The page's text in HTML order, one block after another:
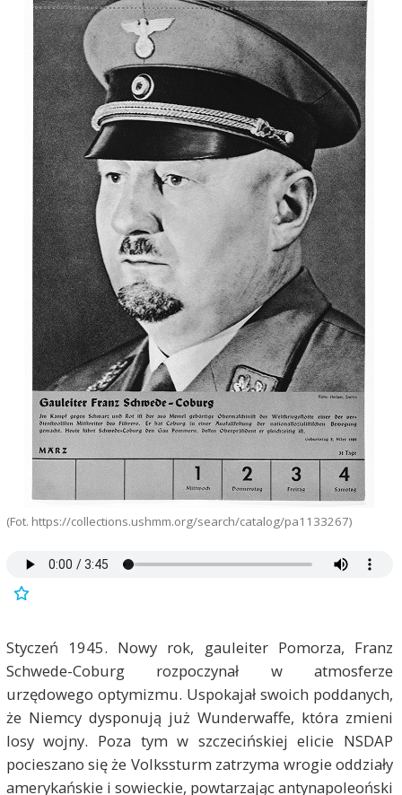
(Fot. https://collections.ushmm.org/search/catalog/pa1133267)
Styczeń 1945. Nowy rok, gauleiter Pomorza, Franz
Schwede-Coburg rozpoczynał w atmosferze
urzędowego optymizmu. Uspokajał swoich poddanych,
że Niemcy dysponują już Wunderwaffe, która zmieni
losy wojny. Poza tym w szczecińskiej elicie NSDAP
pocieszano się że Volkssturm zatrzyma wrogie oddziały
amerykańskie i sowieckie, powtarzając antynapoleoński